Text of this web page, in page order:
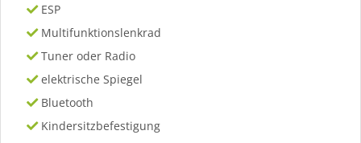
ESP
Multifunktionslenkrad
Tuner oder Radio
elektrische Spiegel
Bluetooth
Kindersitzbefestigung